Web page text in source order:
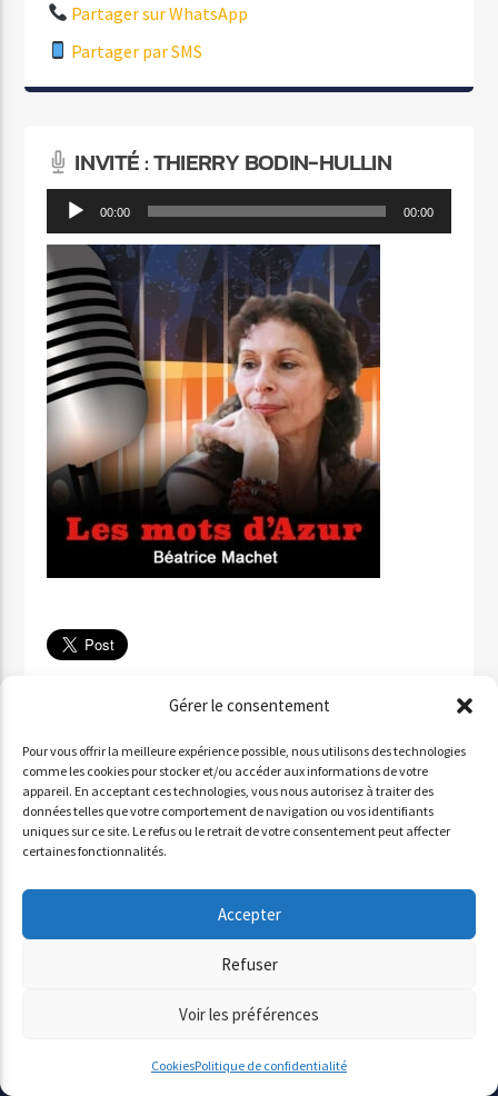
Gérer le consentement
Pour vous offrir la meilleure expérience possible, nous utilisons des technologies
comme les cookies pour stocker et/ou accéder aux informations de votre
appareil. En acceptant ces technologies, vous nous autorisez à traiter des
données telles que votre comportement de navigation ou vos identifiants
uniques sur ce site. Le refus ou le retrait de votre consentement peut affecter
certaines fonctionnalités.
Accepter
Refuser
Voir les préférences
CookiesPolitique de confidentialité
Partager sur WhatsApp
Partager par SMS
INVITÉ : THIERRY BODIN-HULLIN
Lecteur 00:00 00:00
Partager sur WhatsApp
Partager par SMS
INVITÉ : ALDO QURESHI